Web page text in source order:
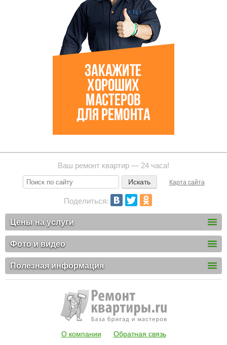
Ваш ремонт квартир — 24 часа!
Карта сайта
Поделиться:
Цены на услуги
Фото и видео
Полезная информация
О компании
Обратная связь